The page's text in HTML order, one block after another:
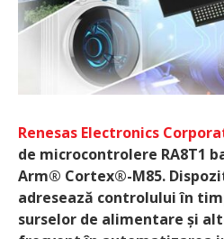
Renesas Electronics
de microcontrolere RA8T1
Arm® Cortex®-M85.
adresează controlului în
surselor de alimentare și